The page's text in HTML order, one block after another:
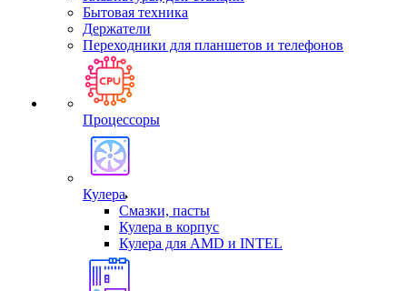
Бытовая техника
Держатели
Переходники для планшетов и телефонов
Процессоры
Кулера
Смазки, пасты
Кулера в корпус
Кулера для AMD и INTEL